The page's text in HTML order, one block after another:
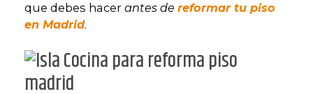
que debes hacer antes de reformar tu piso
en Madrid.